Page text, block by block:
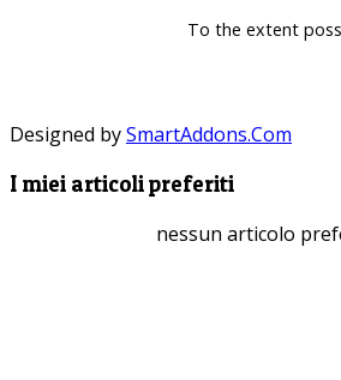
To the extent
Designed bySmartAddons.Com
I miei articoli preferiti
nessun articolo